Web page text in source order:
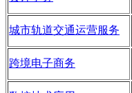
城市轨道交通运营服务
跨境电子商务